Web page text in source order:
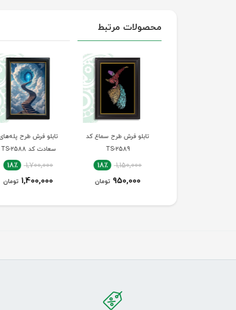
محصولات مرتبط
تابلو فرش طرح سماع کد
TS-2589
1,150,000 18٪
950,000 تومان
تابلو فرش طرح پله‌های
سعادت کد TS-2588
1,700,000 18٪
1,400,000 تومان